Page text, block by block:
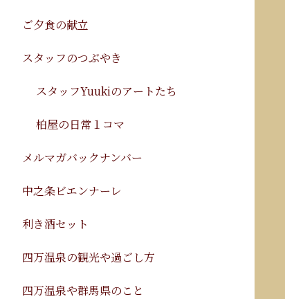
ご夕食の献立
スタッフのつぶやき
スタッフYuukiのアートたち
柏屋の日常１コマ
メルマガバックナンバー
中之条ビエンナーレ
利き酒セット
四万温泉の観光や過ごし方
四万温泉や群馬県のこと